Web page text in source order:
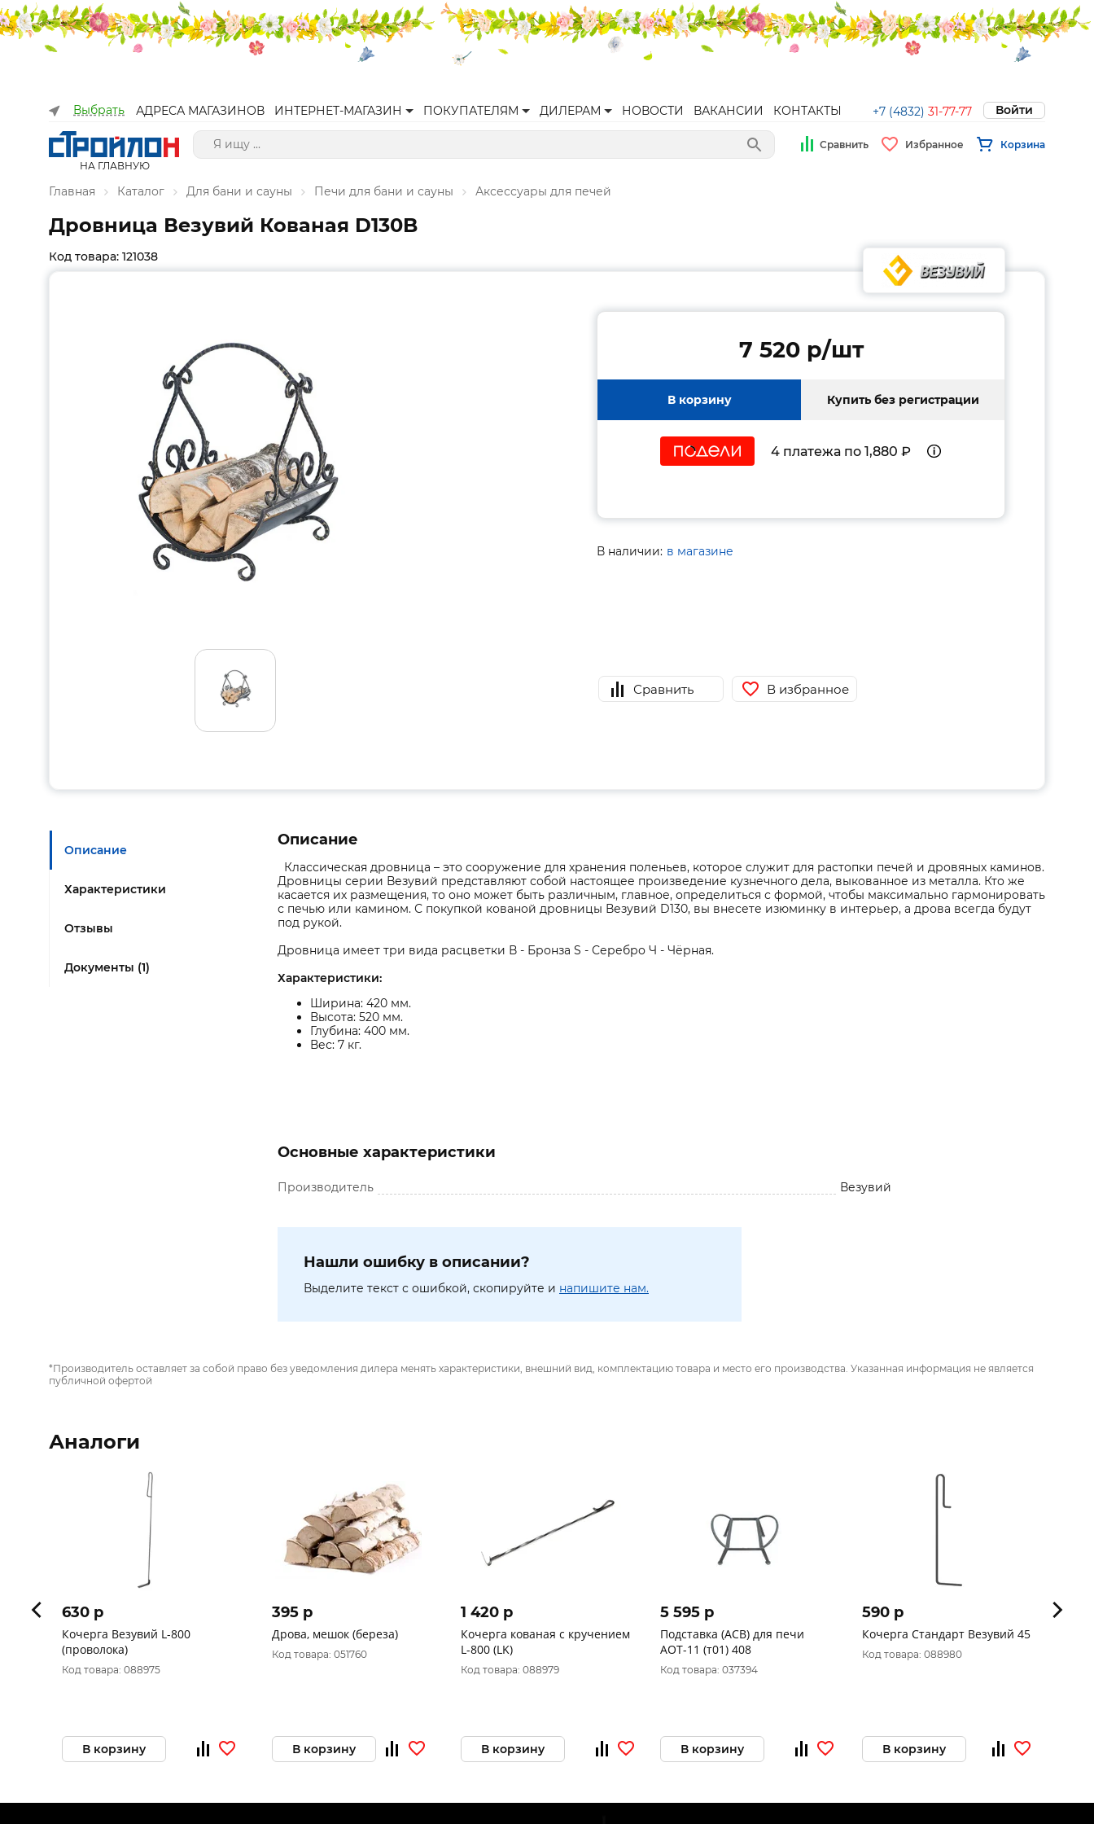
Выбрать АДРЕСА МАГАЗИНОВ ИНТЕРНЕТ-МАГАЗИН ПОКУПАТЕЛЯМ ДИЛЕРАМ НОВОСТИ ВАКАНСИИ КОНТАКТЫ +7 (4832) 31-77-77 Войти
НА ГЛАВНУЮ
Сравнить Избранное Корзина
Главная Каталог Для бани и сауны Печи для бани и сауны Аксессуары для печей
Дровница Везувий Кованая D130B
Код товара: 121038
7 520 p/шт
В корзину Купить без регистрации
4 платежа по 1,880 ₽
В наличии: в магазине
Сравнить В избранное
Описание
Характеристики
Отзывы
Документы (1)
Описание
Классическая дровница – это сооружение для хранения поленьев, которое служит для растопки печей и дровяных каминов.
Дровницы серии Везувий представляют собой настоящее произведение кузнечного дела, выкованное из металла. Кто же
касается их размещения, то оно может быть различным, главное, определиться с формой, чтобы максимально гармонировать
с печью или камином. С покупкой кованой дровницы Везувий D130, вы внесете изюминку в интерьер, а дрова всегда будут
под рукой.
Дровница имеет три вида расцветки В - Бронза S - Серебро Ч - Чёрная.
Характеристики:
Ширина: 420 мм.
Высота: 520 мм.
Глубина: 400 мм.
Вес: 7 кг.
Основные характеристики
Производитель Везувий
Нашли ошибку в описании?
Выделите текст с ошибкой, скопируйте и напишите нам.
*Производитель оставляет за собой право без уведомления дилера менять характеристики, внешний вид, комплектацию товара и место его производства. Указанная информация не является
публичной офертой
Аналоги
630 p
Кочерга Везувий L-800
(проволока)
Код товара: 088975
В корзину
395 p
Дрова, мешок (береза)
Код товара: 051760
В корзину
1 420 p
Кочерга кованая с кручением
L-800 (LK)
Код товара: 088979
В корзину
5 595 p
Подставка (АСВ) для печи
АОТ-11 (т01) 408
Код товара: 037394
В корзину
590 p
Кочерга Стандарт Везувий 45
Код товара: 088980
В корзину
717